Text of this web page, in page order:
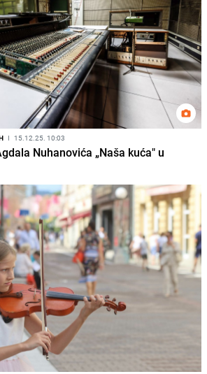
I 15.12.25. 10:03
Nuhanovića „Naša kuća" u